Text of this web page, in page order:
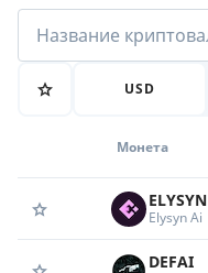
USD
Монета
ELYSYN
Elysyn Ai
DEFAI